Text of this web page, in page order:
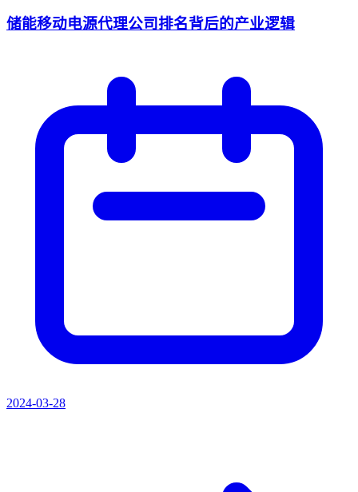
储能移动电源代理公司排名背后的产业逻辑
2024-03-28